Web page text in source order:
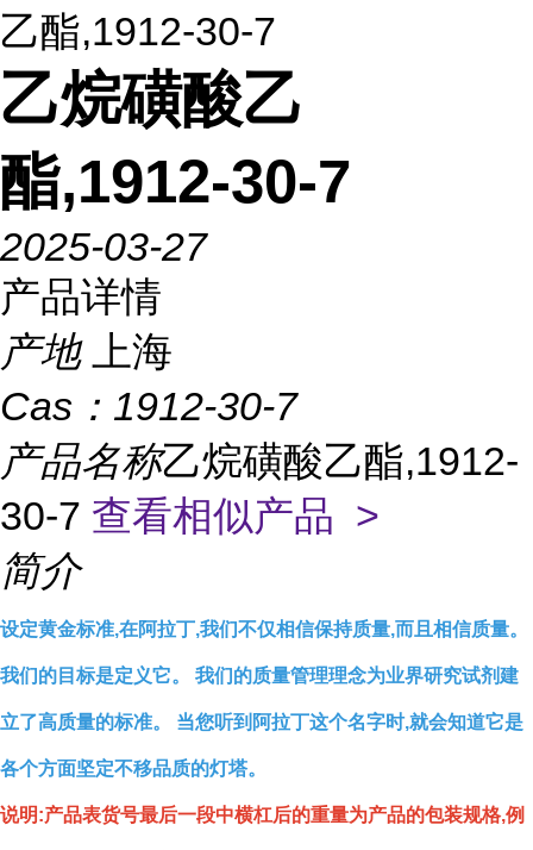
乙酯,1912-30-7
乙烷磺酸乙
酯,1912-30-7
2025-03-27
产品详情
产地
上海
Cas： 1912-30-7
产品名称乙烷磺酸乙酯,1912-
30-7 查看相似产品 >
简介
设定黄金标准,在阿拉丁,我们不仅相信保持质量,而且相信质量。
我们的目标是定义它。 我们的质量管理理念为业界研究试剂建
立了高质量的标准。 当您听到阿拉丁这个名字时,就会知道它是
各个方面坚定不移品质的灯塔。
说明:产品表货号最后一段中横杠后的重量为产品的包装规格,例